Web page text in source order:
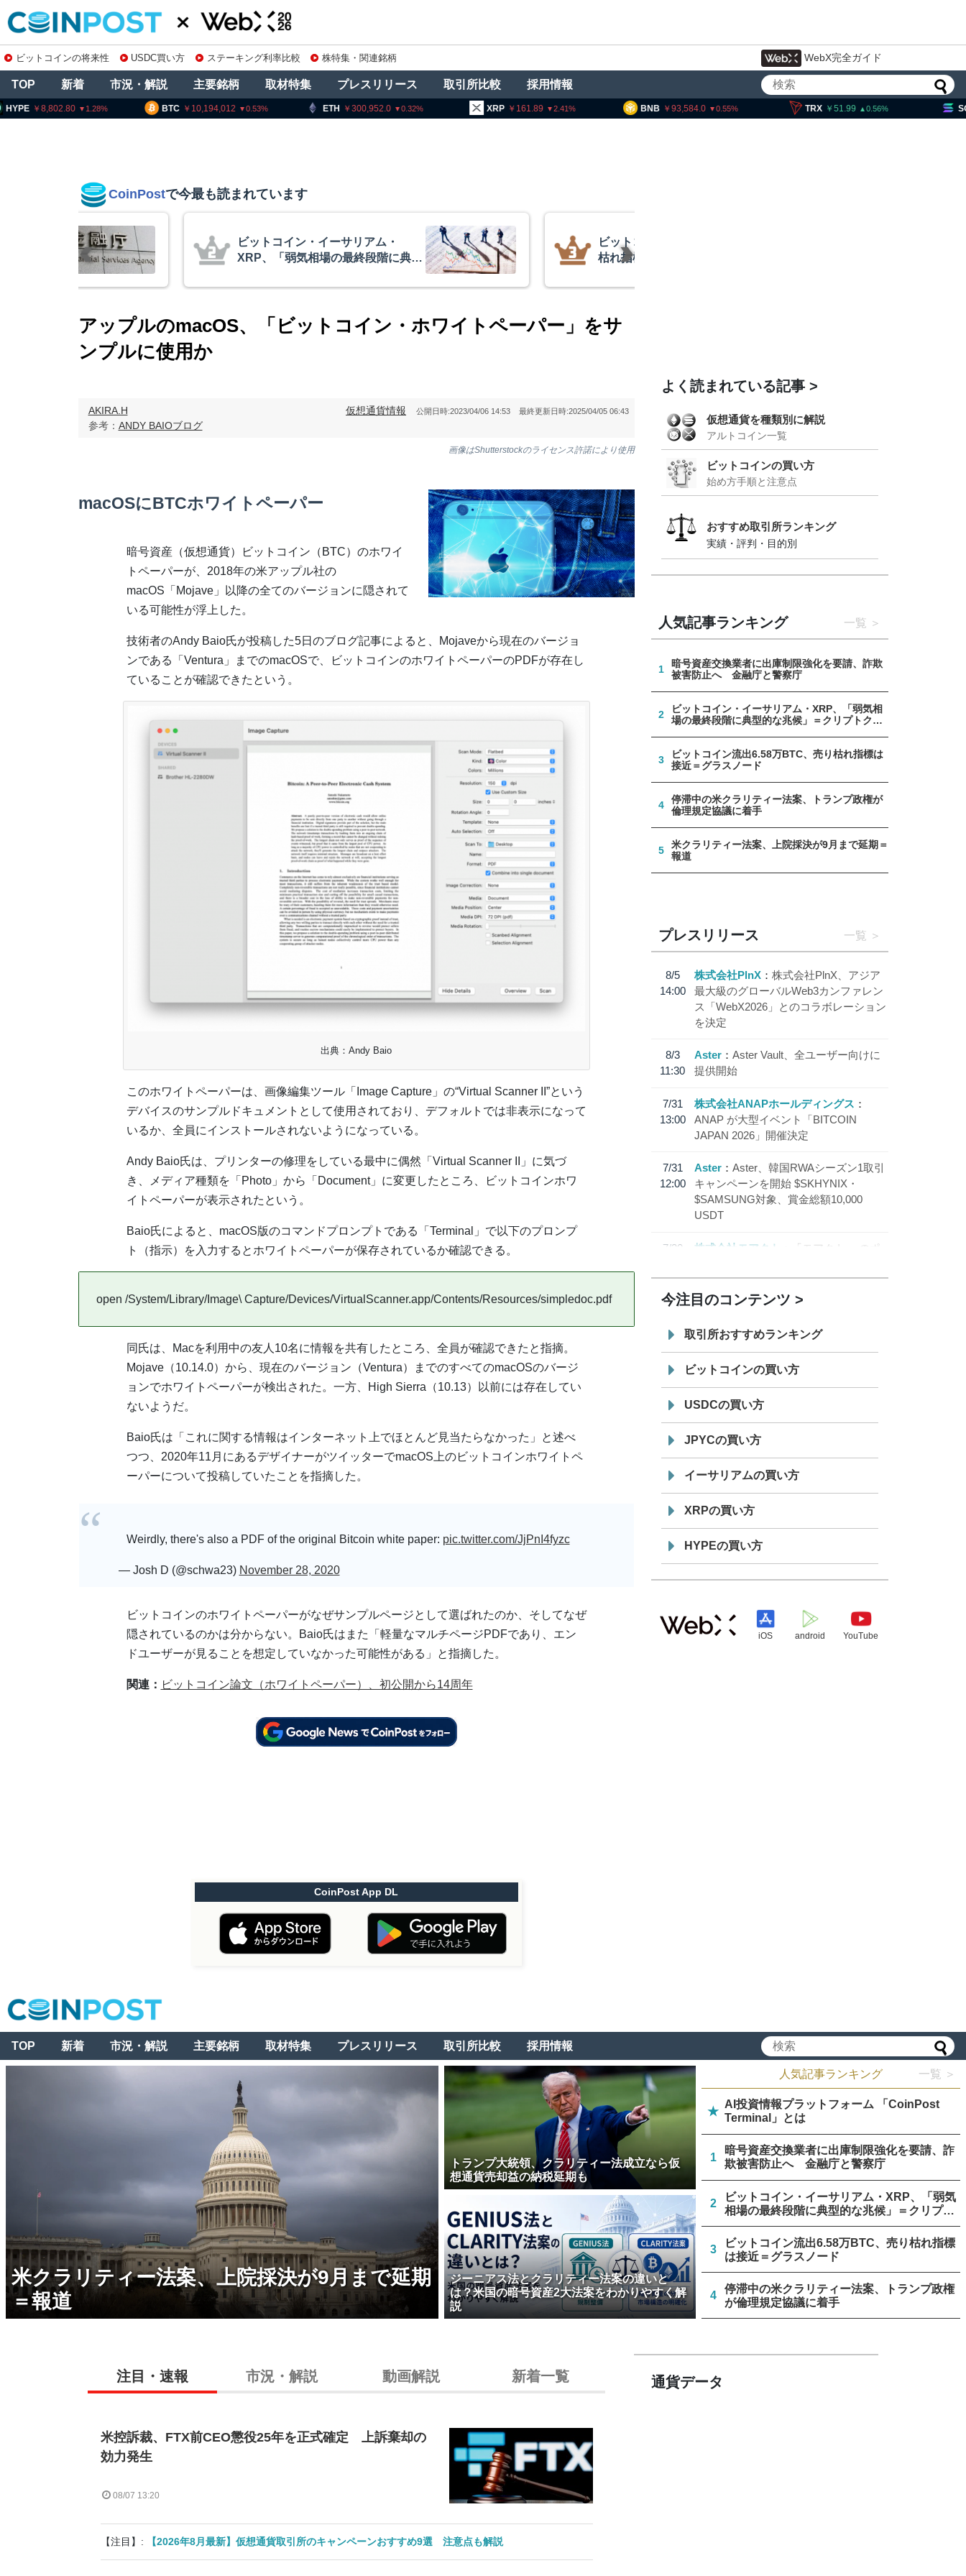
ビットコインの将来性 USDC買い方 ステーキング利率比較 株特集・関連銘柄 WebX完全ガイド
TOP 新着 市況・解説 主要銘柄 取材特集 プレスリリース 取引所比較 採用情報
10,194,012 0.53 300,952.0 0.32 161.89 2.41 93,584.0 0.55 51.99 0.56
8,802.80 1.28
CoinPostで今最も読まれています
ビットコイン・イーサリアム・
XRP、「弱気相場の最終段階に典型
ビットコイン流出6.58万BTC、売り
枯れ指標は接近＝グラスノード
アップルのmacOS、「ビットコイン・ホワイトペーパー」をサ
ンプルに使用か
AKIRA.H
参考： ANDY BAIOブログ
仮想通貨情報 公開日時:2023/04/06 14:53 最終更新日時:2025/04/05 06:43
画像はShutterstockのライセンス許諾により使用
macOSにBTCホワイトペーパー
暗号資産（仮想通貨）ビットコイン（BTC）のホワイ
トペーパーが、2018年の米アップル社の
macOS「Mojave」以降の全てのバージョンに隠されて
いる可能性が浮上した。
技術者のAndy Baio氏が投稿した5日のブログ記事によると、Mojaveから現在のバージョ
ンである「Ventura」までのmacOSで、ビットコインのホワイトペーパーのPDFが存在し
ていることが確認できたという。
出典：Andy Baio
このホワイトペーパーは、画像編集ツール「Image Capture」の“Virtual Scanner II”という
デバイスのサンプルドキュメントとして使用されており、デフォルトでは非表示になって
いるか、全員にインストールされないようになっている。
Andy Baio氏は、プリンターの修理をしている最中に偶然「Virtual Scanner II」に気づ
き、メディア種類を「Photo」から「Document」に変更したところ、ビットコインホワ
イトペーパーが表示されたという。
Baio氏によると、macOS版のコマンドプロンプトである「Terminal」で以下のプロンプ
ト（指示）を入力するとホワイトペーパーが保存されているか確認できる。
open /System/Library/Image\ Capture/Devices/VirtualScanner.app/Contents/Resources/simpledoc.pdf
同氏は、Macを利用中の友人10名に情報を共有したところ、全員が確認できたと指摘。
Mojave（10.14.0）から、現在のバージョン（Ventura）までのすべてのmacOSのバージ
ョンでホワイトペーパーが検出された。一方、High Sierra（10.13）以前には存在してい
ないようだ。
Baio氏は「これに関する情報はインターネット上でほとんど見当たらなかった」と述べ
つつ、2020年11月にあるデザイナーがツイッターでmacOS上のビットコインホワイトペ
ーパーについて投稿していたことを指摘した。
Weirdly, there's also a PDF of the original Bitcoin white paper: pic.twitter.com/JjPnI4fyzc
— Josh D (@schwa23) November 28, 2020
ビットコインのホワイトペーパーがなぜサンプルページとして選ばれたのか、そしてなぜ
隠されているのかは分からない。Baio氏はまた「軽量なマルチページPDFであり、エン
ドユーザーが見ることを想定していなかった可能性がある」と指摘した。
関連： ビットコイン論文（ホワイトペーパー）、初公開から14周年
CoinPost App DL
よく読まれている記事
仮想通貨を種類別に解説
アルトコイン一覧
ビットコインの買い方
始め方手順と注意点
おすすめ取引所ランキング
実績・評判・目的別
人気記事ランキング 一覧
1
暗号資産交換業者に出庫制限強化を要請、詐欺
被害防止へ 金融庁と警察庁
2
ビットコイン・イーサリアム・XRP、「弱気相
場の最終段階に典型的な兆候」＝クリプトクア
3
ビットコイン流出6.58万BTC、売り枯れ指標は
接近＝グラスノード
4
停滞中の米クラリティー法案、トランプ政権が
倫理規定協議に着手
5
米クラリティー法案、上院採決が9月まで延期＝
報道
プレスリリース 一覧
8/5
14:00
株式会社PlnX
株式会社PlnX、アジア
最大級のグローバルWeb3カンファレン
ス「WebX2026」とのコラボレーション
を決定
8/3
11:30
Aster
Aster Vault、全ユーザー向けに
提供開始
7/31
13:00
株式会社ANAPホールディングス
ANAP が大型イベント「BITCOIN
JAPAN 2026」開催決定
7/31
12:00
Aster
Aster、韓国RWAシーズン1取引
キャンペーンを開始 $SKHYNIX・
$SAMSUNG対象、賞金総額10,000
USDT
7/30
株式会社モアクト
「モアクト」 のポ
「 JPYC」を追加
19:30
てステーブルコイン「JPYSC」徹底解
説セミナーを開催
今注目のコンテンツ
取引所おすすめランキング
ビットコインの買い方
USDCの買い方
JPYCの買い方
イーサリアムの買い方
XRPの買い方
HYPEの買い方
iOS android YouTube
TOP 新着 市況・解説 主要銘柄 取材特集 プレスリリース 取引所比較 採用情報
米クラリティー法案、上院採決が9月まで延期
＝報道
トランプ大統領、クラリティー法成立なら仮
想通貨売却益の納税延期も
ジーニアス法とクラリティー法案の違いと
は？米国の暗号資産2大法案をわかりやすく解
説
人気記事ランキング 一覧 ＞
★
AI投資情報プラットフォーム 「CoinPost
Terminal」とは
1
暗号資産交換業者に出庫制限強化を要請、詐
欺被害防止へ 金融庁と警察庁
2
ビットコイン・イーサリアム・XRP、「弱気
相場の最終段階に典型的な兆候」＝クリプト
クアント
3
ビットコイン流出6.58万BTC、売り枯れ指標
は接近＝グラスノード
4
停滞中の米クラリティー法案、トランプ政権
が倫理規定協議に着手
注目・速報 市況・解説 動画解説 新着一覧
米控訴裁、FTX前CEO懲役25年を正式確定 上訴棄却の
効力発生
08/07 13:20
【注目】: 【2026年8月最新】仮想通貨取引所のキャンペーンおすすめ9選 注意点も解説
通貨データ